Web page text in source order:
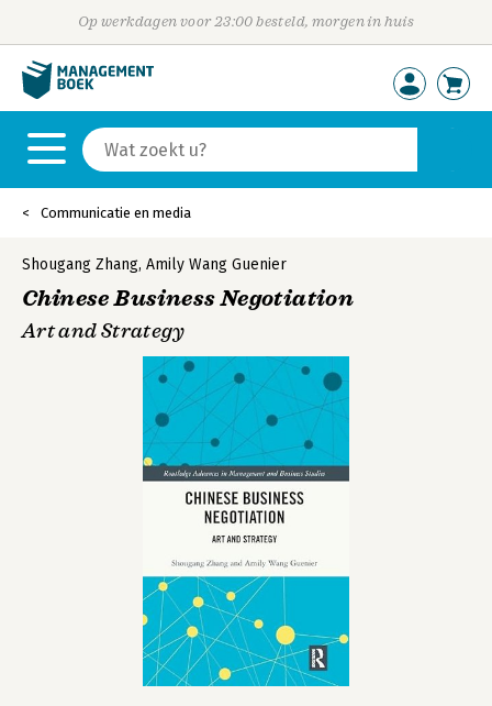
Op werkdagen voor 23:00 besteld, morgen in huis
Communicatie en media
Shougang Zhang, Amily Wang Guenier
Chinese Business Negotiation
Art and Strategy